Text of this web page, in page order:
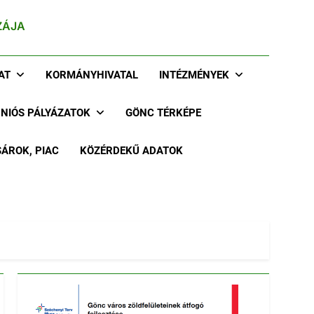
KORMÁNYHIVATAL INTÉZMÉNYEK
PÁLYÁZATOK GÖNC TÉRKÉPE
PIAC KÖZÉRDEKŰ ADATOK